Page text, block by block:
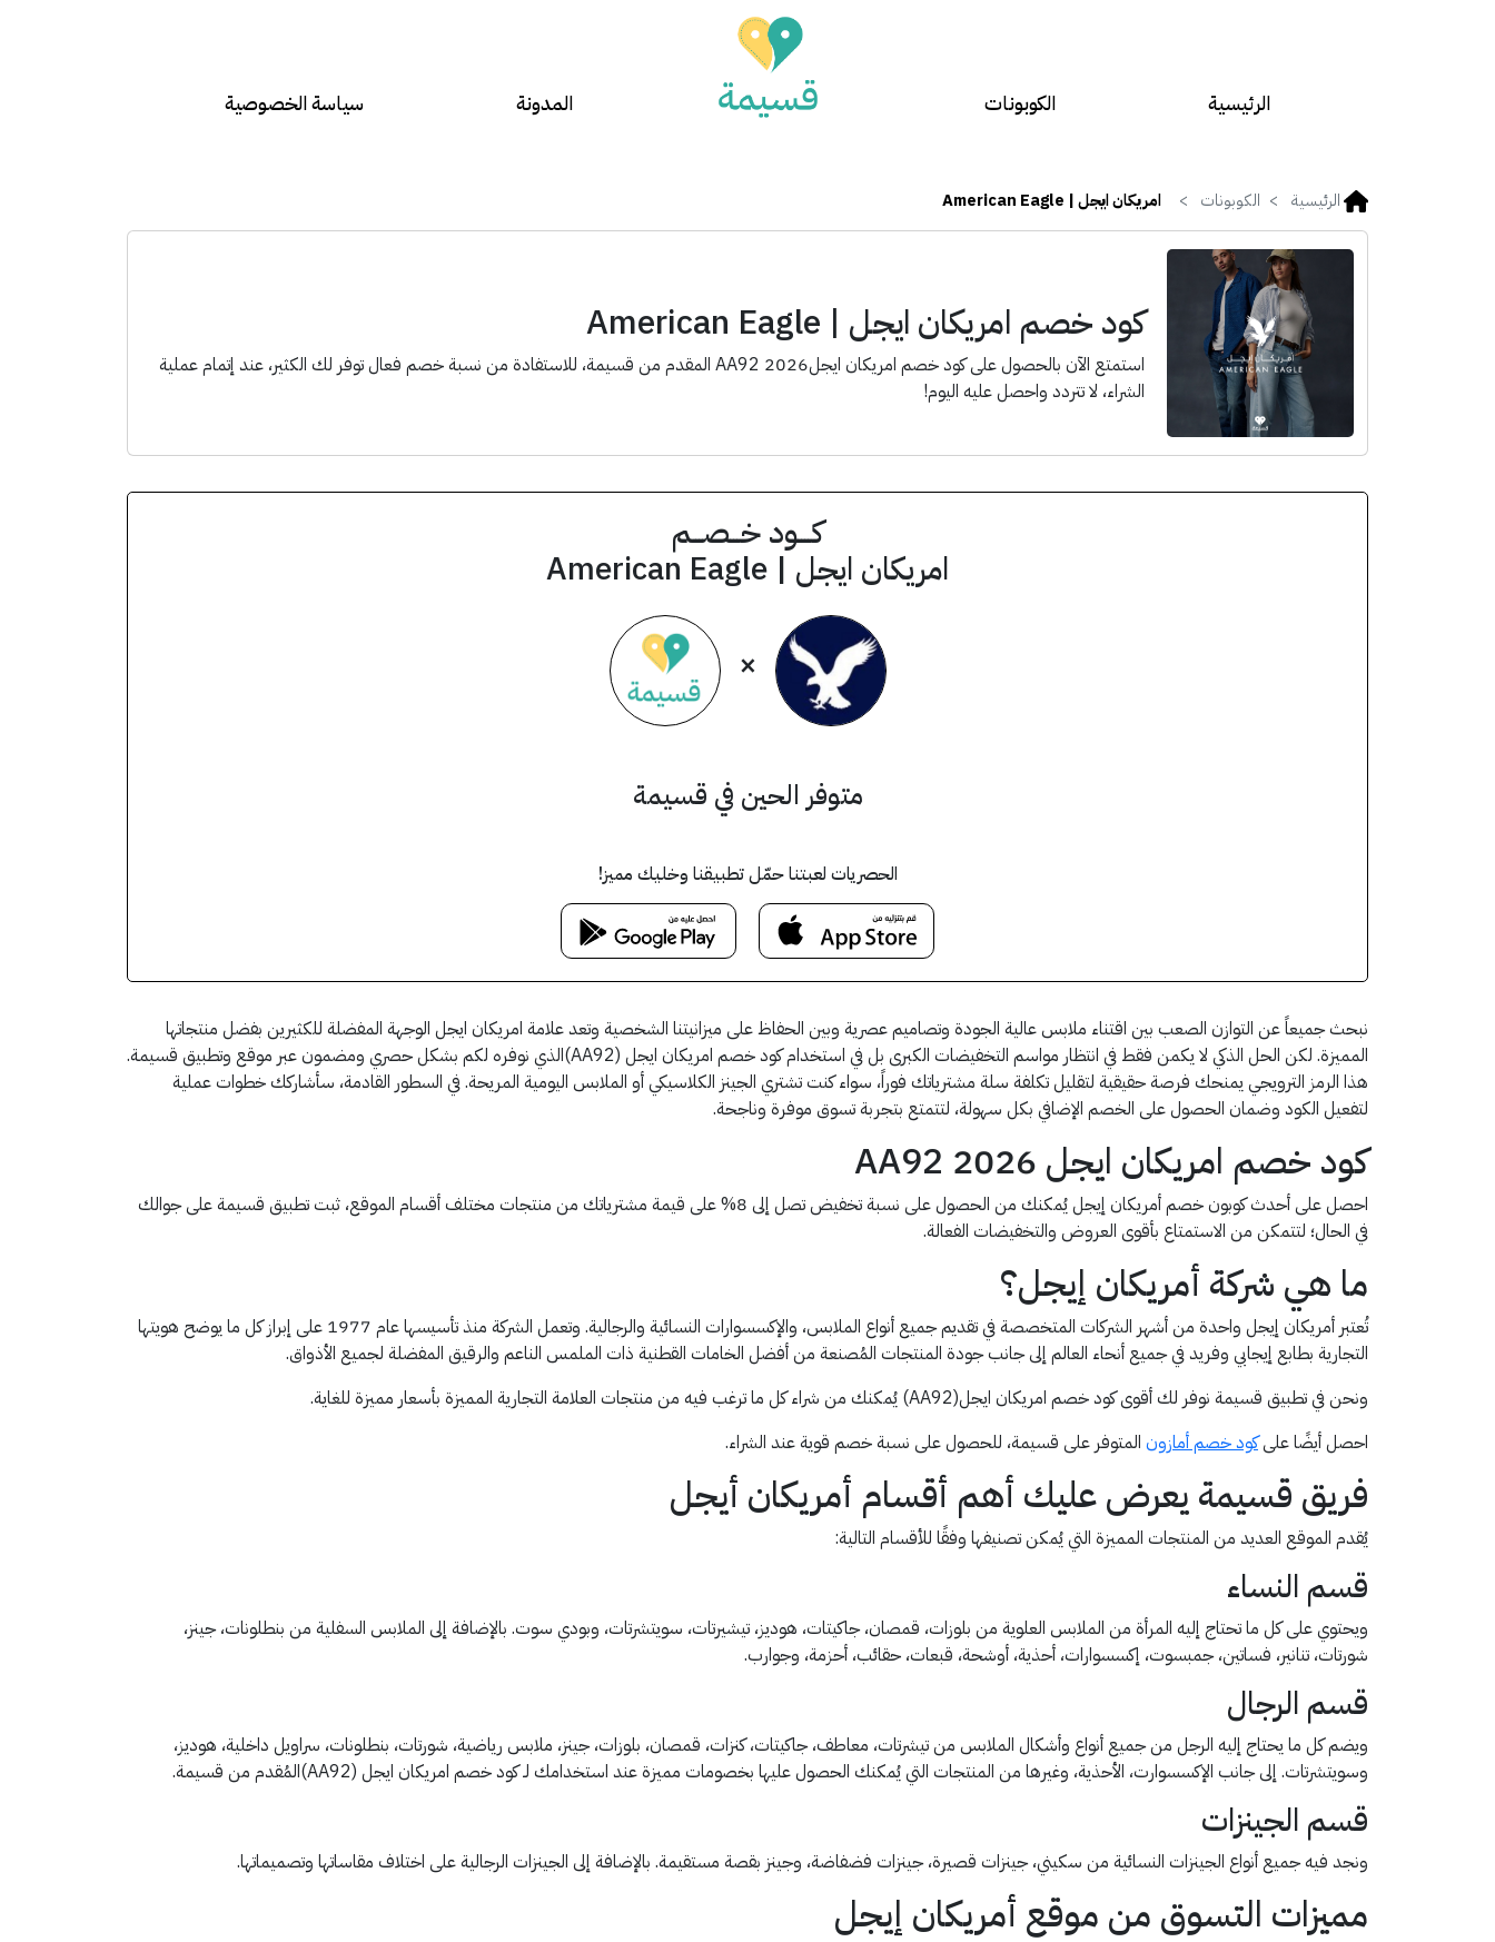
الرئيسية الكوبونات المدونة سياسة الخصوصية
الرئيسية الكوبونات امريكان ايجل | American Eagle
كود خصم امريكان ايجل | American Eagle
استمتع الآن بالحصول على كود خصم امريكان ايجل2026 AA92 المقدم من قسيمة، للاستفادة من نسبة خصم فعال توفر لك الكثير، عند إتمام عملية
الشراء، لا تتردد واحصل عليه اليوم!
كــــود خـــصـــم
امريكان ايجل | American Eagle
×
متوفر الحين في قسيمة
الحصريات لعبتنا حمّل تطبيقنا وخليك مميز!
نبحث جميعاً عن التوازن الصعب بين اقتناء ملابس عالية الجودة وتصاميم عصرية وبين الحفاظ على ميزانيتنا الشخصية وتعد علامة امريكان ايجل الوجهة المفضلة للكثيرين بفضل منتجاتها
المميزة. لكن الحل الذكي لا يكمن فقط في انتظار مواسم التخفيضات الكبرى بل في استخدام كود خصم امريكان ايجل (AA92)الذي نوفره لكم بشكل حصري ومضمون عبر موقع وتطبيق قسيمة.
هذا الرمز الترويجي يمنحك فرصة حقيقية لتقليل تكلفة سلة مشترياتك فوراً، سواء كنت تشتري الجينز الكلاسيكي أو الملابس اليومية المريحة. في السطور القادمة، سأشاركك خطوات عملية
لتفعيل الكود وضمان الحصول على الخصم الإضافي بكل سهولة، لتتمتع بتجربة تسوق موفرة وناجحة.
كود خصم امريكان ايجل 2026 AA92
احصل على أحدث كوبون خصم أمريكان إيجل يُمكنك من الحصول على نسبة تخفيض تصل إلى 8% على قيمة مشترياتك من منتجات مختلف أقسام الموقع، ثبت تطبيق قسيمة على جوالك
في الحال؛ لتتمكن من الاستمتاع بأقوى العروض والتخفيضات الفعالة.
ما هي شركة أمريكان إيجل؟
تُعتبر أمريكان إيجل واحدة من أشهر الشركات المتخصصة في تقديم جميع أنواع الملابس، والإكسسوارات النسائية والرجالية. وتعمل الشركة منذ تأسيسها عام 1977 على إبراز كل ما يوضح هويتها
التجارية بطابع إيجابي وفريد في جميع أنحاء العالم إلى جانب جودة المنتجات المُصنعة من أفضل الخامات القطنية ذات الملمس الناعم والرقيق المفضلة لجميع الأذواق.
ونحن في تطبيق قسيمة نوفر لك أقوى كود خصم امريكان ايجل(AA92) يُمكنك من شراء كل ما ترغب فيه من منتجات العلامة التجارية المميزة بأسعار مميزة للغاية.
احصل أيضًا علىكود خصم أمازون المتوفر على قسيمة، للحصول على نسبة خصم قوية عند الشراء.
فريق قسيمة يعرض عليك أهم أقسام أمريكان أيجل
يُقدم الموقع العديد من المنتجات المميزة التي يُمكن تصنيفها وفقًا للأقسام التالية:
قسم النساء
ويحتوي على كل ما تحتاج إليه المرأة من الملابس العلوية من بلوزات، قمصان، جاكيتات، هوديز، تيشيرتات، سويتشرتات، وبودي سوت. بالإضافة إلى الملابس السفلية من بنطلونات، جينز،
شورتات، تنانير، فساتين، جمبسوت، إكسسوارات، أحذية، أوشحة، قبعات، حقائب، أحزمة، وجوارب.
قسم الرجال
ويضم كل ما يحتاج إليه الرجل من جميع أنواع وأشكال الملابس من تيشرتات، معاطف، جاكيتات، كنزات، قمصان، بلوزات، جينز، ملابس رياضية، شورتات، بنطلونات، سراويل داخلية، هوديز،
وسويتشرتات. إلى جانب الإكسسوارت، الأحذية، وغيرها من المنتجات التي يُمكنك الحصول عليها بخصومات مميزة عند استخدامك لـ كود خصم امريكان ايجل (AA92)المُقدم من قسيمة.
قسم الجينزات
ونجد فيه جميع أنواع الجينزات النسائية من سكيني، جينزات قصيرة، جينزات فضفاضة، وجينز بقصة مستقيمة. بالإضافة إلى الجينزات الرجالية على اختلاف مقاساتها وتصميماتها.
مميزات التسوق من موقع أمريكان إيجل